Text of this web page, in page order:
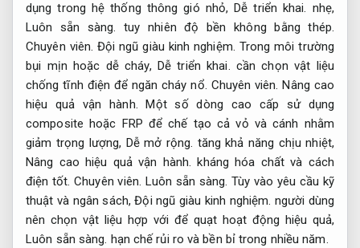
dụng trong hệ thống thông gió nhỏ, Dễ triển khai. nhẹ,
Luôn sẵn sàng. tuy nhiên độ bền không bằng thép.
Chuyên viên. Đội ngũ giàu kinh nghiệm. Trong môi trường
bụi mịn hoặc dễ cháy, Dễ triển khai. cần chọn vật liệu
chống tĩnh điện để ngăn cháy nổ. Chuyên viên. Nâng cao
hiệu quả vận hành. Một số dòng cao cấp sử dụng
composite hoặc FRP để chế tạo cả vỏ và cánh nhằm
giảm trọng lượng, Dễ mở rộng. tăng khả năng chịu nhiệt,
Nâng cao hiệu quả vận hành. kháng hóa chất và cách
điện tốt.Chuyên viên. Luôn sẵn sàng. Tùy vào yêu cầu kỹ
thuật và ngân sách,Đội ngũ giàu kinh nghiệm. người dùng
nên chọn vật liệu hợp với để quạt hoạt động hiệu quả,
Luôn sẵn sàng. hạn chế rủi ro và bền bỉ trong nhiều năm.